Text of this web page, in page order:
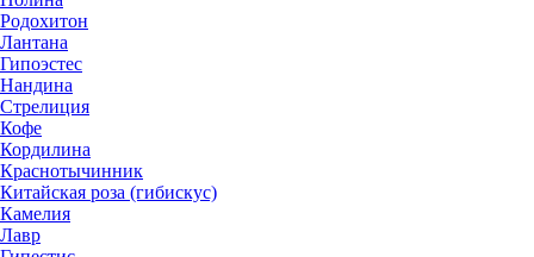
Родохитон
Лантана
Гипоэстес
Нандина
Стрелиция
Кофе
Кордилина
Краснотычинник
Китайская роза (гибискус)
Камелия
Лавр